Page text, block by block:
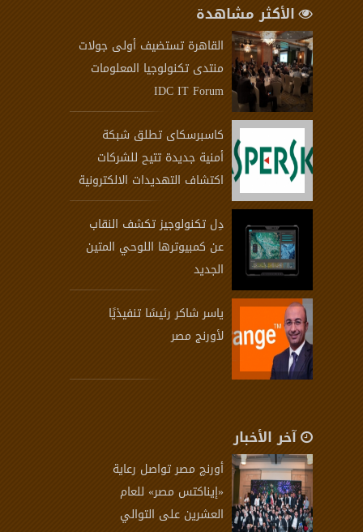
الأكثر مشاهدة
القاهرة تستضيف أولى جولات
منتدى تكنولوجيا المعلومات
IDC IT Forum
كاسبرسكاى تطلق شبكة
أمنية جديدة تتيح للشركات
اكتشاف التهديدات الالكترونية
دِل تكنولوجيز تكشف النقاب
عن كمبيوترها اللوحي المتين
الجديد
ياسر شاكر رئيسًا تنفيذيًا
لأورنج مصر
آخر الأخبار
أورنچ مصر تواصل رعاية
«إيناكتس مصر» للعام
العشرين على التوالي